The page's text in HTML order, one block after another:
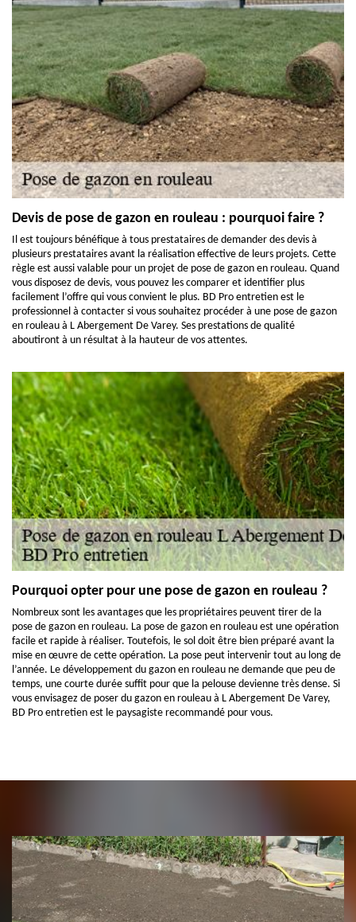
Devis de pose de gazon en rouleau : pourquoi faire ?
Il est toujours bénéfique à tous prestataires de demander des devis à
plusieurs prestataires avant la réalisation effective de leurs projets. Cette
règle est aussi valable pour un projet de pose de gazon en rouleau. Quand
vous disposez de devis, vous pouvez les comparer et identifier plus
facilement l’offre qui vous convient le plus. BD Pro entretien est le
professionnel à contacter si vous souhaitez procéder à une pose de gazon
en rouleau à L Abergement De Varey. Ses prestations de qualité
aboutiront à un résultat à la hauteur de vos attentes.
Pourquoi opter pour une pose de gazon en rouleau ?
Nombreux sont les avantages que les propriétaires peuvent tirer de la
pose de gazon en rouleau. La pose de gazon en rouleau est une opération
facile et rapide à réaliser. Toutefois, le sol doit être bien préparé avant la
mise en œuvre de cette opération. La pose peut intervenir tout au long de
l’année. Le développement du gazon en rouleau ne demande que peu de
temps, une courte durée suffit pour que la pelouse devienne très dense. Si
vous envisagez de poser du gazon en rouleau à L Abergement De Varey,
BD Pro entretien est le paysagiste recommandé pour vous.